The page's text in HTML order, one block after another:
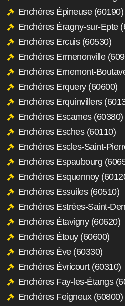
Enchères Épineuse (60190)
Enchères Éragny-sur-Epte
Enchères Ercuis (60530)
Enchères Ermenonville
Enchères Ernemont-
Enchères Erquery (60600)
Enchères Erquinvillers
Enchères Escames (60380)
Enchères Esches (60110)
Enchères Escles-Saint-
Enchères Espaubourg
Enchères Esquennoy
Enchères Essuiles (60510)
Enchères Estrées-Saint-
Enchères Étavigny (60620)
Enchères Étouy (60600)
Enchères Ève (60330)
Enchères Évricourt (60310)
Enchères Fay-les-Étangs
Enchères Feigneux (60800)